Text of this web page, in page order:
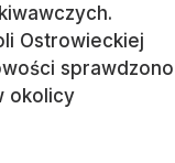
Ostrowieckiej
sprawdzono
okolicy